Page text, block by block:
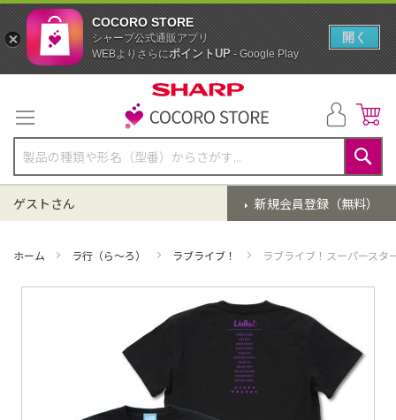
テ
ン
ツ
に
ス
キ
ッ
検
索
新規会員登録（無料）
ゲストさん
ホーム ラ行（ら～ろ） ラブライブ！ ラブライブ！スーパース
COCORO STORE
シャープ公式通販アプリ
WEBよりさらにポイントUP- Google Play
開く